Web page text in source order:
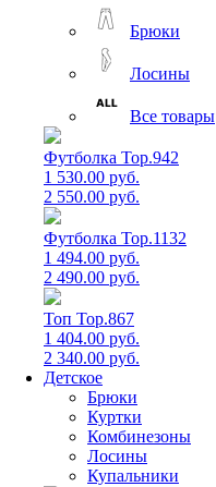
Брюки
Лосины
Все товары
Футболка Top.942
1 530.00 руб.
2 550.00 руб.
Футболка Top.1132
1 494.00 руб.
2 490.00 руб.
Топ Top.867
1 404.00 руб.
2 340.00 руб.
Детское
Брюки
Куртки
Комбинезоны
Лосины
Купальники